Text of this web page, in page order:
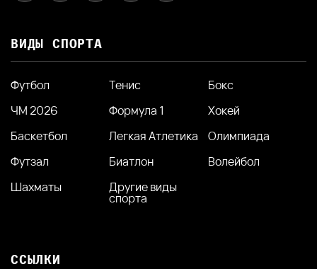
ВИДЫ СПОРТА
Футбол Тенис
Бокс
ЧМ 2026
Формула 1
Хокей
Баскетбол
Легкая Атлетика
Олимпиада
Футзал
Биатлон
Волейбол
Шахматы
Другие виды
спорта
ССЫЛКИ